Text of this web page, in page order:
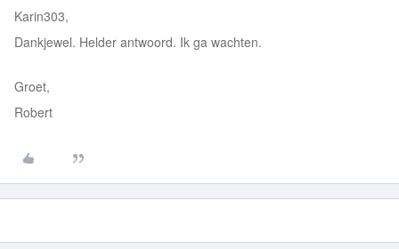
Karin303,
Dankjewel. Helder antwoord. Ik ga wachten.
Groet,
Robert